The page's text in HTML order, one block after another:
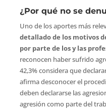
¿Por qué no se
Uno de los aportes más
detallado de los motivos
por parte de los y las
reconocen haber sufrido
42,3% considera que
afirma desconocer el
deben declararse las
agresión como parte del